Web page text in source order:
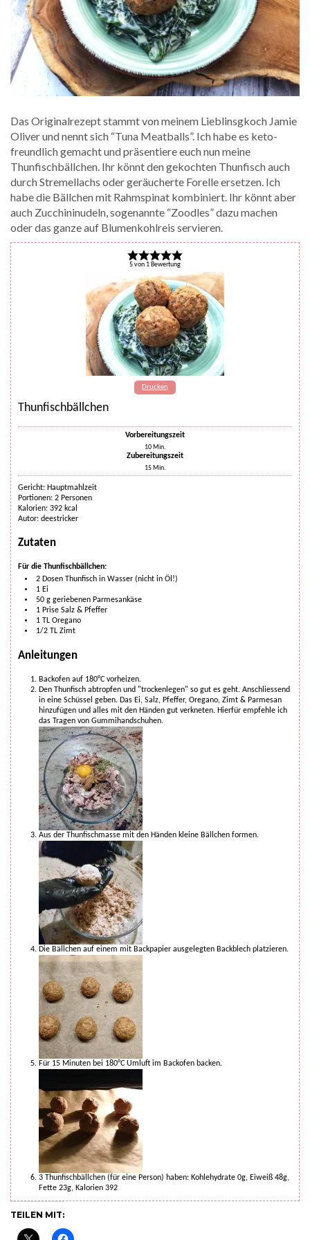
Das Originalrezept stammt von meinem Lieblinsgkoch Jamie
Oliver und nennt sich “Tuna Meatballs”. Ich habe es keto-
freundlich gemacht und präsentiere euch nun meine
Thunfischbällchen. Ihr könnt den gekochten Thunfisch auch
durch Stremellachs oder geräucherte Forelle ersetzen. Ich
habe die Bällchen mit Rahmspinat kombiniert. Ihr könnt aber
auch Zucchininudeln, sogenannte “Zoodles” dazu machen
oder das ganze auf Blumenkohlreis servieren.
5 von 1 Bewertung
Drucken
Thunfischbällchen
Vorbereitungszeit
10 Min.
Zubereitungszeit
15 Min.
Gericht: Hauptmahlzeit
Portionen: 2 Personen
Kalorien: 392 kcal
Autor: deestricker
Zutaten
Für die Thunfischbällchen:
2 Dosen Thunfisch in Wasser (nicht in Öl!)
1 Ei
50 g geriebenen Parmesankäse
1 Prise Salz & Pfeffer
1 TL Oregano
1/2 TL Zimt
Anleitungen
Backofen auf 180°C vorheizen.
Den Thunfisch abtropfen und "trockenlegen" so gut es geht. Anschliessend
in eine Schüssel geben. Das Ei, Salz, Pfeffer, Oregano, Zimt & Parmesan
hinzufügen und alles mit den Händen gut verkneten. Hierfür empfehle ich
das Tragen von Gummihandschuhen.
Aus der Thunfischmasse mit den Händen kleine Bällchen formen.
Die Bällchen auf einem mit Backpapier ausgelegten Backblech platzieren.
Für 15 Minuten bei 180°C Umluft im Backofen backen.
3 Thunfischbällchen (für eine Person) haben: Kohlehydrate 0g, Eiweiß 48g,
Fette 23g, Kalorien 392
TEILEN MIT: